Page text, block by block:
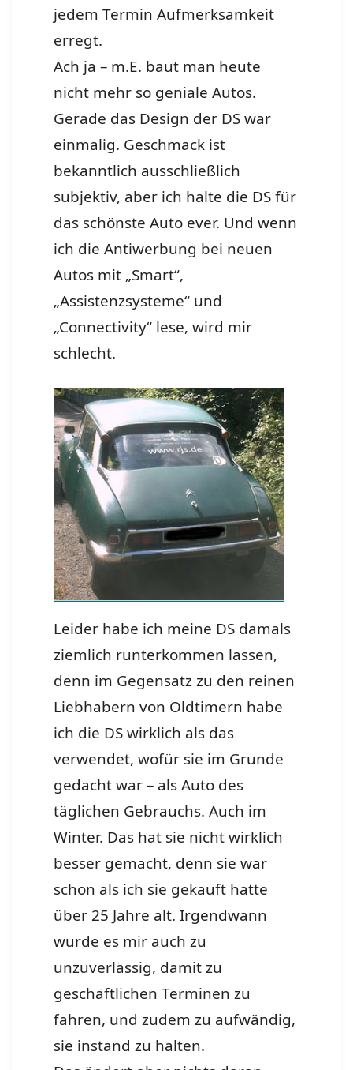
jedem Termin Aufmerksamkeit
erregt.
Ach ja – m.E. baut man heute
nicht mehr so geniale Autos.
Gerade das Design der DS war
einmalig. Geschmack ist
bekanntlich ausschließlich
subjektiv, aber ich halte die DS für
das schönste Auto ever. Und wenn
ich die Antiwerbung bei neuen
Autos mit „Smart“,
„Assistenzsysteme“ und
„Connectivity“ lese, wird mir
schlecht.
Leider habe ich meine DS damals
ziemlich runterkommen lassen,
denn im Gegensatz zu den reinen
Liebhabern von Oldtimern habe
ich die DS wirklich als das
verwendet, wofür sie im Grunde
gedacht war – als Auto des
täglichen Gebrauchs. Auch im
Winter. Das hat sie nicht wirklich
besser gemacht, denn sie war
schon als ich sie gekauft hatte
über 25 Jahre alt. Irgendwann
wurde es mir auch zu
unzuverlässig, damit zu
geschäftlichen Terminen zu
fahren, und zudem zu aufwändig,
sie instand zu halten.